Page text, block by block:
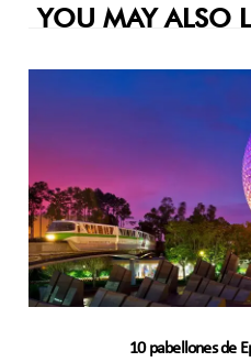
YOU MAY ALSO
10 pabellones de